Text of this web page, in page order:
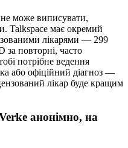
може виписувати,
Talkspace має окремий
лікарями — 299
за повторні, часто
потрібне ведення
або офіційний діагноз —
лікар буде кращим
анонімно, на